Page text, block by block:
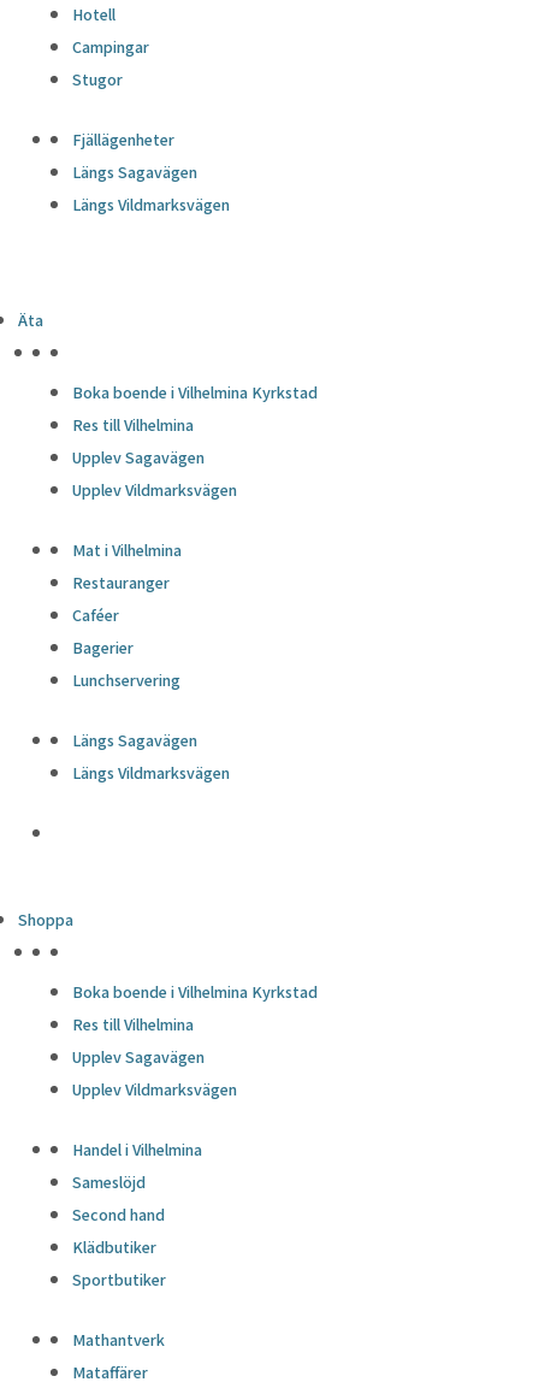
Hotell
Campingar
Stugor
Fjällägenheter
Längs Sagavägen
Längs Vildmarksvägen
Äta
Boka boende i Vilhelmina Kyrkstad
Res till Vilhelmina
Upplev Sagavägen
Upplev Vildmarksvägen
Mat i Vilhelmina
Restauranger
Caféer
Bagerier
Lunchservering
Längs Sagavägen
Längs Vildmarksvägen
Shoppa
Boka boende i Vilhelmina Kyrkstad
Res till Vilhelmina
Upplev Sagavägen
Upplev Vildmarksvägen
Handel i Vilhelmina
Sameslöjd
Second hand
Klädbutiker
Sportbutiker
Mathantverk
Mataffärer